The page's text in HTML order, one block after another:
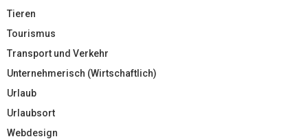
Tieren
Tourismus
Transport und Verkehr
Unternehmerisch (Wirtschaftlich)
Urlaub
Urlaubsort
Webdesign